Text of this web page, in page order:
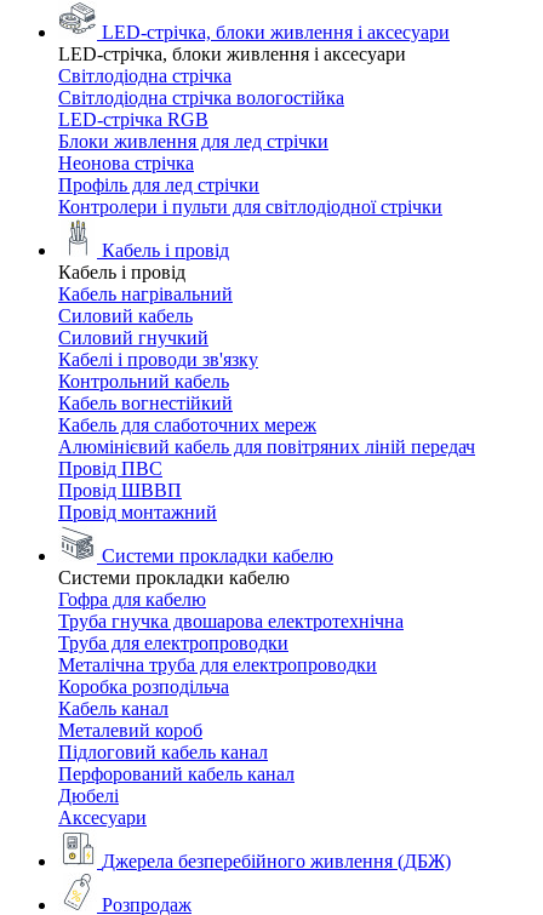
LED-стрічка, блоки живлення і аксесуари
LED-стрічка, блоки живлення і аксесуари
Світлодіодна стрічка
Світлодіодна стрічка вологостійка
LED-стрічка RGB
Блоки живлення для лед стрічки
Неонова стрічка
Профіль для лед стрічки
Контролери і пульти для світлодіодної стрічки
Кабель і провід
Кабель і провід
Кабель нагрівальний
Силовий кабель
Силовий гнучкий
Кабелі і проводи зв'язку
Контрольний кабель
Кабель вогнестійкий
Кабель для слаботочних мереж
Алюмінієвий кабель для повітряних ліній передач
Провід ПВС
Провід ШВВП
Провід монтажний
Системи прокладки кабелю
Системи прокладки кабелю
Гофра для кабелю
Труба гнучка двошарова електротехнічна
Труба для електропроводки
Металічна труба для електропроводки
Коробка розподільча
Кабель канал
Металевий короб
Підлоговий кабель канал
Перфорований кабель канал
Дюбелі
Аксесуари
Джерела безперебійного живлення (ДБЖ)
Розпродаж